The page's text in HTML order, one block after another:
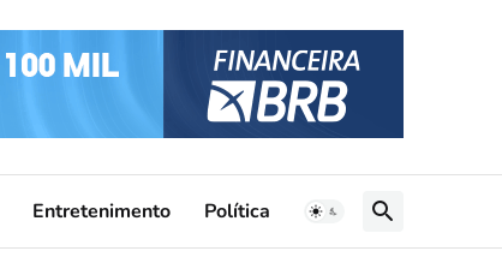
Entretenimento Política